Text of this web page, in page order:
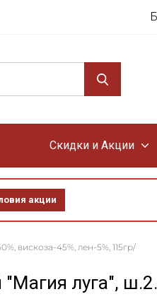
Скидки и Акции
акции
вискоза-45%, лен-5%, 115гр/
луга",